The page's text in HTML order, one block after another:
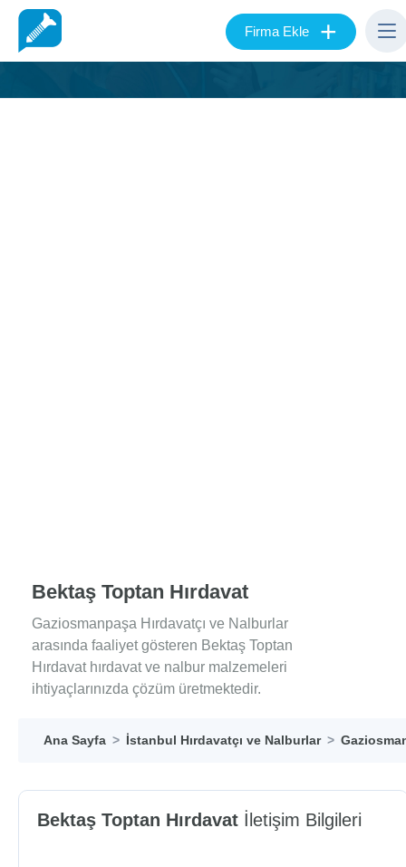
Firma Ekle +
Bektaş Toptan Hırdavat
Gaziosmanpaşa Hırdavatçı ve Nalburlar
arasında faaliyet gösteren Bektaş Toptan
Hırdavat hırdavat ve nalbur malzemeleri
ihtiyaçlarınızda çözüm üretmektedir.
Ana Sayfa İstanbul Hırdavatçı ve Nalburlar
Bektaş Toptan Hırdavat İletişim Bilgileri